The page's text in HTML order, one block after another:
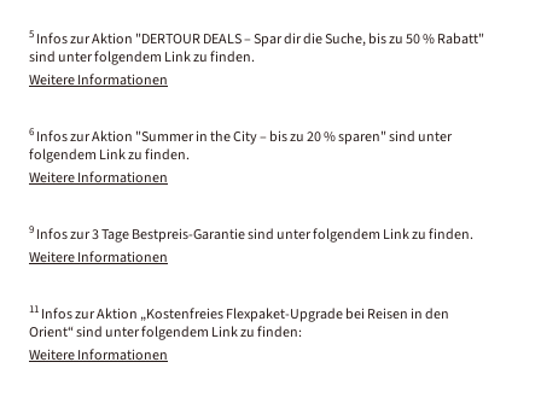
5 Infos zur Aktion "DERTOUR DEALS – Spar dir die Suche, bis zu 50 % Rabatt"
sind unter folgendem Link zu finden.
Weitere Informationen
6 Infos zur Aktion "Summer in the City – bis zu 20 % sparen" sind unter
folgendem Link zu finden.
Weitere Informationen
9 Infos zur 3 Tage Bestpreis-Garantie sind unter folgendem Link zu finden.
Weitere Informationen
11 Infos zur Aktion „Kostenfreies Flexpaket-Upgrade bei Reisen in den
Orient“ sind unter folgendem Link zu finden:
Weitere Informationen